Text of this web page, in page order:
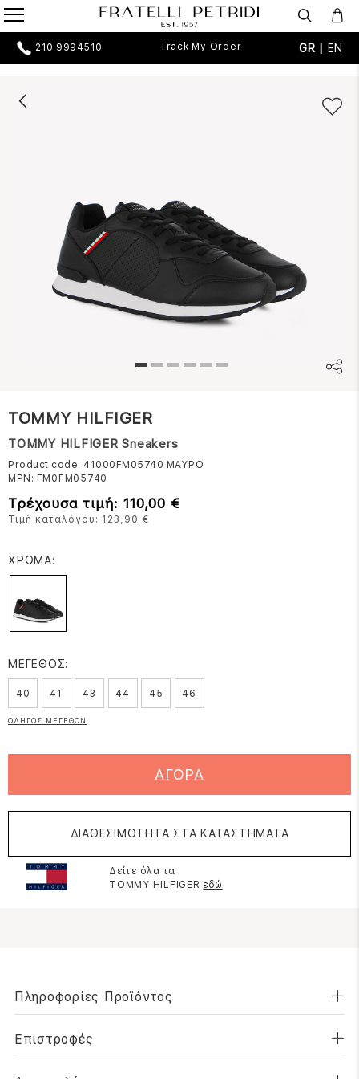
210 9994510 Track My Order GR | EN
TOMMY HILFIGER
TOMMY HILFIGER Sneakers
Product code: 41000FM05740 ΜΑΥΡΟ
MPN: FM0FM05740
Τρέχουσα τιμή: 110,00 €
Τιμή καταλόγου: 123,90 €
ΧΡΩΜΑ:
ΜΕΓΕΘΟΣ:
40 41 43 44 45 46
ΟΔΗΓΟΣ ΜΕΓΕΘΩΝ
ΑΓΟΡΑ
ΔΙΑΘΕΣΙΜΟΤΗΤΑ ΣΤΑ ΚΑΤΑΣΤΗΜΑΤΑ
Δείτε όλα τα
TOMMY HILFIGER εδώ
Πληροφορίες Προϊόντος
Επιστροφές